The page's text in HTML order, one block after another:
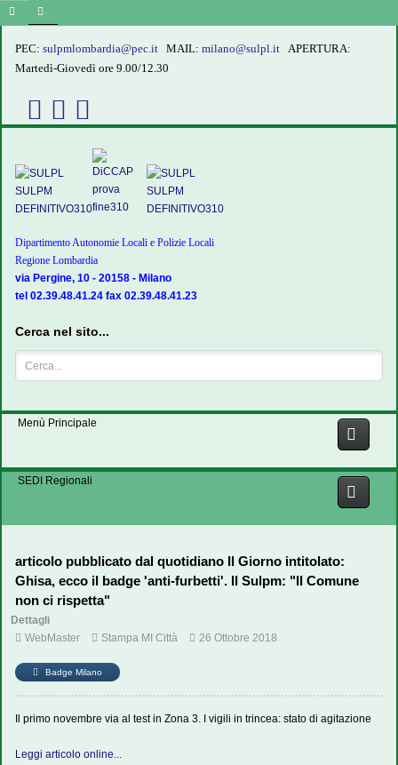
PEC: sulpmlombardia@pec.it MAIL: milano@sulpl.it APERTURA:
Martedì-Giovedì ore 9.00/12.30
Dipartimento Autonomie Locali e Polizie Locali
Regione Lombardia
via Pergine, 10 - 20158 - Milano
tel 02.39.48.41.24 fax 02.39.48.41.23
Cerca nel sito...
Cerca...
Menù Principale
SEDI Regionali
articolo pubblicato dal quotidiano Il Giorno intitolato:
Ghisa, ecco il badge 'anti-furbetti'. Il Sulpm: "Il Comune
non ci rispetta"
Dettagli
WebMaster
Stampa MI Città 26 Ottobre 2018
Badge Milano
Il primo novembre via al test in Zona 3. I vigili in trincea: stato di agitazione
Leggi articolo online...